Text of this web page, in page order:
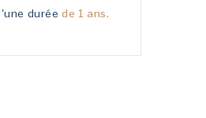
duréede 1 ans.